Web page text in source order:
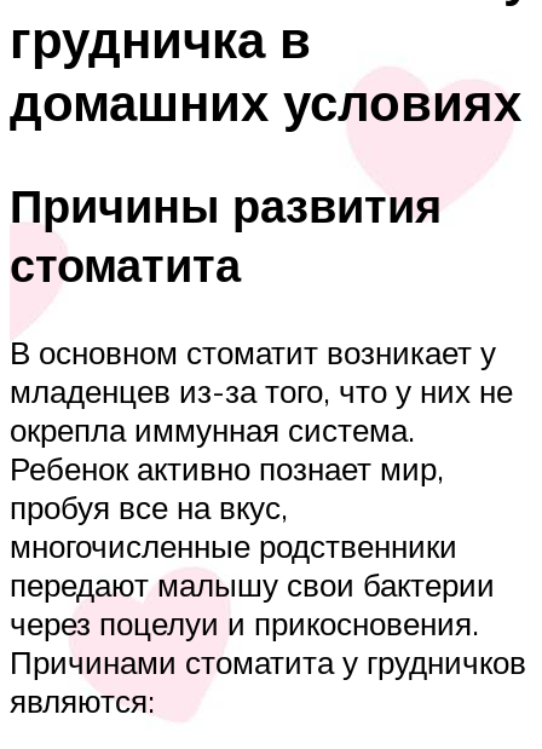
грудничка в
домашних условиях
Причины развития
стоматита
В основном стоматит возникает у
младенцев из-за того, что у них не
окрепла иммунная система.
Ребенок активно познает мир,
пробуя все на вкус,
многочисленные родственники
передают малышу свои бактерии
через поцелуи и прикосновения.
Причинами стоматита у грудничков
являются: